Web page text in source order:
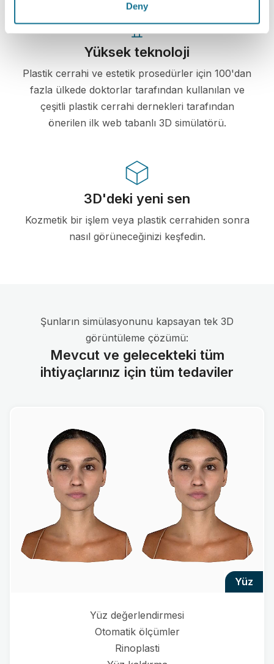
Deny
Yüksek teknoloji
Plastik cerrahi ve estetik prosedürler için 100'dan
fazla ülkede doktorlar tarafından kullanılan ve
çeşitli plastik cerrahi dernekleri tarafından
önerilen ilk web tabanlı 3D simülatörü.
3D'deki yeni sen
Kozmetik bir işlem veya plastik cerrahiden sonra
nasıl görüneceğinizi keşfedin.
Şunların simülasyonunu kapsayan tek 3D
görüntüleme çözümü:
Mevcut ve gelecekteki tüm
ihtiyaçlarınız için tüm tedaviler
yüz
Yüz değerlendirmesi
Otomatik ölçümler
Rinoplasti